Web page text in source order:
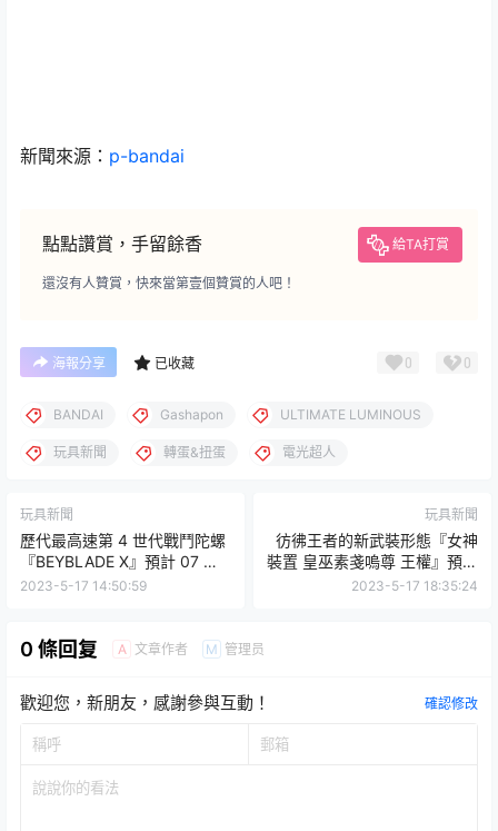
新聞來源： p-bandai
點點讚賞，手留餘香 給TA打賞
還沒有人贊賞，快來當第壹個贊賞的人吧！
海報分享 已收藏 0 0
BANDAI Gashapon ULTIMATE LUMINOUS
玩具新聞 轉蛋&扭蛋 電光超人
玩具新聞
歷代最高速第 4 世代戰鬥陀螺
『BEYBLADE X』預計 07 月
發售！
2023-5-17 14:50:59
玩具新聞
彷彿王者的新武裝形態『女神
裝置 皇巫素戔嗚尊 王權』預計
10 月發售！
2023-5-17 18:35:24
0 條回复 A 文章作者 M 管理员
歡迎您，新朋友，感謝參與互動！ 確認修改